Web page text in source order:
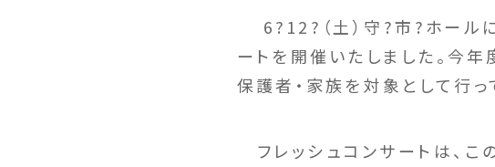
6?12?（土）守?市?ホール
ートを開催いたしました。今
保護者・家族を対象として行っ
フレッシュコンサートは、こ